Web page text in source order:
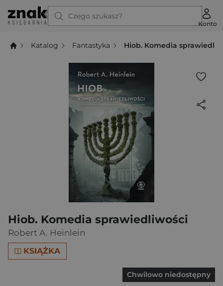
Czego szukasz?
Konto
Katalog Fantastyka Hiob. Komedia
Hiob. Komedia sprawiedliwości
Robert A. Heinlein
KSIĄŻKA
Chwilowo niedostępny